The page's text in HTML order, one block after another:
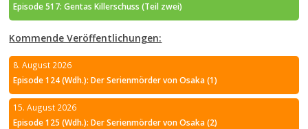
Episode 517: Gentas Killerschuss (Teil zwei)
Kommende Veröffentlichungen:
8. August 2026
Episode 124 (Wdh.): Der Serienmörder von Osaka (1)
15. August 2026
Episode 125 (Wdh.): Der Serienmörder von Osaka (2)